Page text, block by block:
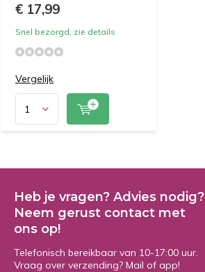
€ 17,99
Snel bezorgd, zie details
Vergelijk
Heb je vragen? Advies nodig?
Neem gerust contact met
ons op!
Telefonisch bereikbaar van 10-17:00 uur.
Vraag over verzending? Mail of app!